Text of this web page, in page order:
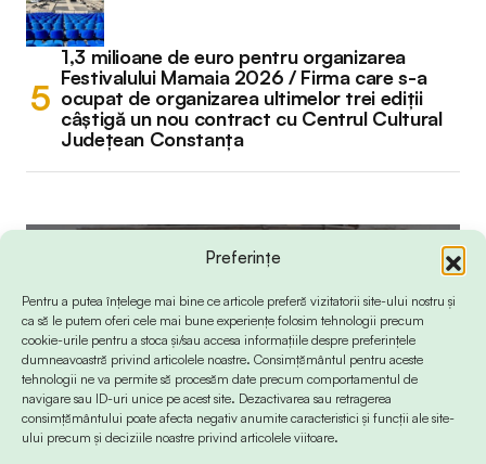
Preferințe
Pentru a putea înțelege mai bine ce articole preferă vizitatorii site-ului nostru și
ca să le putem oferi cele mai bune experiențe folosim tehnologii precum
cookie-urile pentru a stoca și/sau accesa informațiile despre preferințele
dumneavoastră privind articolele noastre. Consimțământul pentru aceste
tehnologii ne va permite să procesăm date precum comportamentul de
navigare sau ID-uri unice pe acest site. Dezactivarea sau retragerea
consimțământului poate afecta negativ anumite caracteristici și funcții ale site-
ului precum și deciziile noastre privind articolele viitoare.
1,3 milioane de euro pentru organizarea
Festivalului Mamaia 2026 / Firma care s-a
ocupat de organizarea ultimelor trei ediții
câștigă un nou contract cu Centrul Cultural
Județean Constanța